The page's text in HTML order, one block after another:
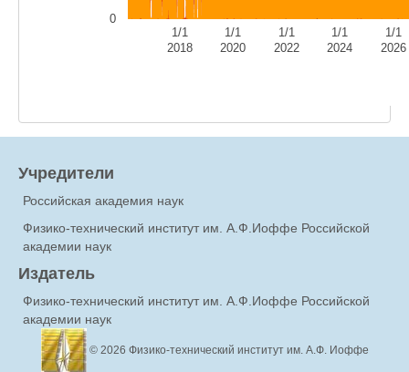
1/1
2018
1/1
2020
1/1
2022
1/1
2024
1/1
2026
0
Учредители
Российская академия наук
Физико-технический институт им. А.Ф.Иоффе Российской
академии наук
Издатель
Физико-технический институт им. А.Ф.Иоффе Российской
академии наук
© 2026 Физико-технический институт им. А.Ф. Иоффе